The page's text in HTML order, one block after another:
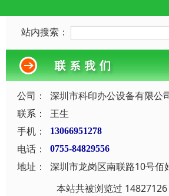
站内搜索：
公司：
深圳市科印办公设备有限公
联系：
王生
手机：
13066951278
电话： 0755-84829556
地址：
深圳市龙岗区南联路10号佰
本站共被浏览过 14827126